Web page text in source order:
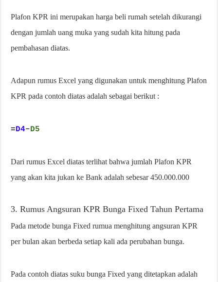
Plafon KPR ini merupakan harga beli rumah setelah dikurangi
dengan jumlah uang muka yang sudah kita hitung pada
pembahasan diatas.
Adapun rumus Excel yang digunakan untuk menghitung Plafon
KPR pada contoh diatas adalah sebagai berikut :
=D4–D5
Dari rumus Excel diatas terlihat bahwa jumlah Plafon KPR
yang akan kita jukan ke Bank adalah sebesar 450.000.000
3. Rumus Angsuran KPR Bunga Fixed Tahun Pertama
Pada metode bunga Fixed rumua menghitung angsuran KPR
per bulan akan berbeda setiap kali ada perubahan bunga.
Pada contoh diatas suku bunga Fixed yang ditetapkan adalah